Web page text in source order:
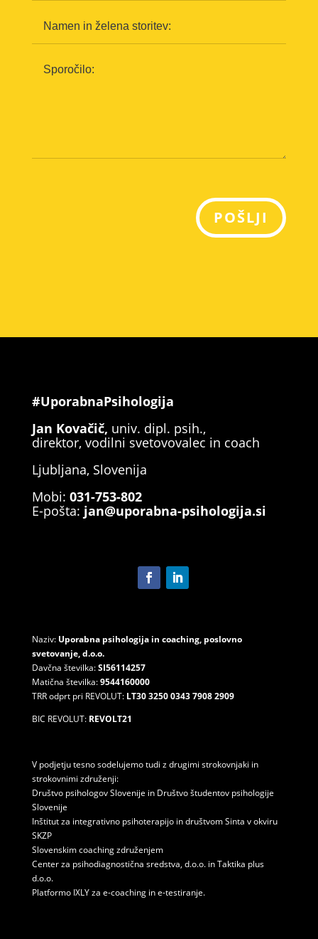
POŠLJI
#UporabnaPsihologija
Jan Kovačič, univ. dipl. psih.,
direktor, vodilni svetovovalec in coach
Ljubljana, Slovenija
Mobi: 031-753-802
E-pošta: jan@uporabna-psihologija.si
Naziv: Uporabna psihologija in coaching, poslovno
svetovanje, d.o.o.
Davčna številka:SI56114257
Matična številka:9544160000
TRR odprt pri REVOLUT: LT30 3250 0343 7908 2909
BIC REVOLUT: REVOLT21
V podjetju tesno sodelujemo tudi z drugimi strokovnjaki in
strokovnimi združenji:
Društvo psihologov Slovenije in Društvo študentov psihologije
Slovenije
Inštitut za integrativno psihoterapijoin društvomSinta v okviru
SKZP
Slovenskim coaching združenjem
Center za psihodiagnostična sredstva, d.o.o.inTaktika plus
d.o.o.
Platformo IXLY za e-coaching in e-testiranje.